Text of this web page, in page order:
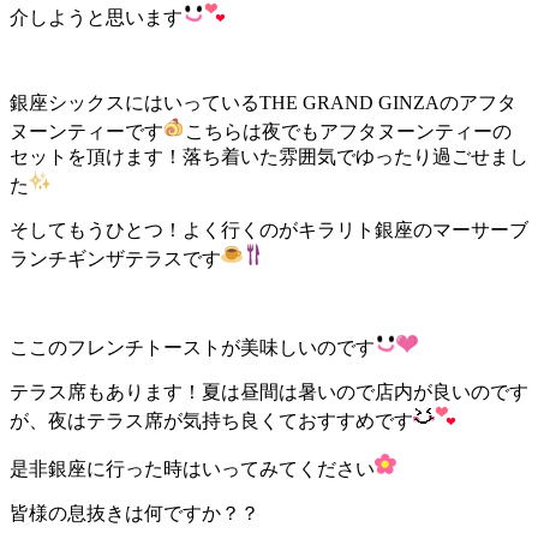
介しようと思います
銀座シックスにはいっているTHE GRAND GINZAのアフタ
ヌーンティーです
こちらは夜でもアフタヌーンティーの
セットを頂けます！落ち着いた雰囲気でゆったり過ごせまし
た
そしてもうひとつ！よく行くのがキラリト銀座のマーサーブ
ランチギンザテラスです
ここのフレンチトーストが美味しいのです
テラス席もあります！夏は昼間は暑いので店内が良いのです
が、夜はテラス席が気持ち良くておすすめです
是非銀座に行った時はいってみてください
皆様の息抜きは何ですか？？